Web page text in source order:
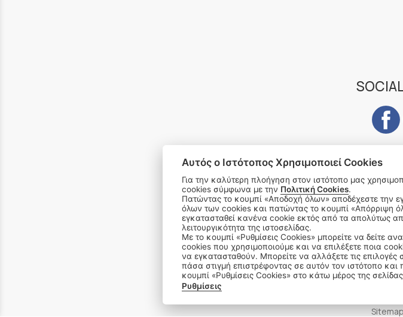
Subscribe to
email address
Δεχόμαστε όλες τις
Sitemap
Αυτός ο Ιστότοπος Χρησιμοποιεί Cookies
Για την καλύτερη πλοήγηση στον ιστότοπο μας
cookies σύμφωνα με την Πολιτική Cookies.
Πατώντας το κουμπί «Αποδοχή όλων» αποδέχεστε την εγκατάσταση
όλων των cookies και πατώντας το κουμπί «Απόρριψη
εγκατασταθεί κανένα cookie εκτός από τα απολύτως
λειτουργικότητα της ιστοσελίδας.
Με το κουμπί «Ρυθμίσεις Cookies» μπορείτε να δείτε
cookies που χρησιμοποιούμε και να επιλέξετε ποια
να εγκατασταθούν. Μπορείτε να αλλάξετε τις επιλογές
πάσα στιγμή επιστρέφοντας σε αυτόν τον ιστότοπο και
κουμπί «Ρυθμίσεις Cookies» στο κάτω μέρος της
Ρυθμίσεις